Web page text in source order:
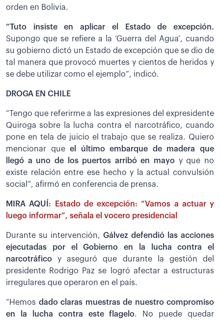
orden en Bolivia.
“Tuto insiste en aplicar el Estado de excepción.
Supongo que se refiere a la ‘Guerra del Agua’, cuando
su gobierno dictó un Estado de excepción que se dio de
tal manera que provocó muertes y cientos de heridos y
se debe utilizar como el ejemplo”, indicó.
DROGA EN CHILE
“Tengo que referirme a las expresiones del expresidente
Quiroga sobre la lucha contra el narcotráfico, cuando
pone en tela de juicio el trabajo que se realiza. Quiero
mencionar queel último embarque de madera que
llegó a uno de los puertos arribó en mayo y que no
existe relación entre ese hecho y la actual convulsión
social”, afirmó en conferencia de prensa.
MIRA AQUÍ:
Estado de excepción: “Vamos a actuar y
luego informar”, señala el vocero presidencial
Durante su intervención, Gálvez defendió las acciones
ejecutadas por el Gobierno en la lucha contra el
narcotráfico y aseguró que durante la gestión del
presidente Rodrigo Paz se logró afectar a estructuras
irregulares que operaron en el país.
“Hemos dado claras muestras de nuestro compromiso
en la lucha contra este flagelo. No puede quedar